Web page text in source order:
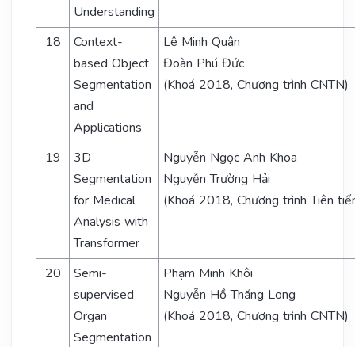
Understanding
18
Context-
based Object
Segmentation
and
Applications
Lê Minh Quân
Đoàn Phú Đức
(Khoá 2018, Chương trình CNTN)
19
3D
Segmentation
for Medical
Analysis with
Transformer
Nguyễn Ngọc Anh Khoa
Nguyễn Trường Hải
(Khoá 2018, Chương trình Tiên
20
Semi-
supervised
Organ
Segmentation
Phạm Minh Khôi
Nguyễn Hồ Thăng Long
(Khoá 2018, Chương trình CNTN)